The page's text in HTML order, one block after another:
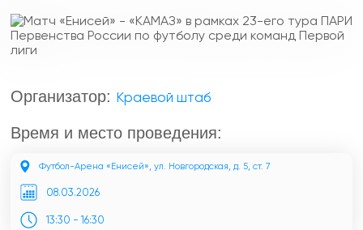
Организатор: Краевой штаб
Время и место проведения:
Футбол-Арена «Енисей», ул. Новгородская, д. 5, ст. 7
08.03.2026
13:30 - 16:30